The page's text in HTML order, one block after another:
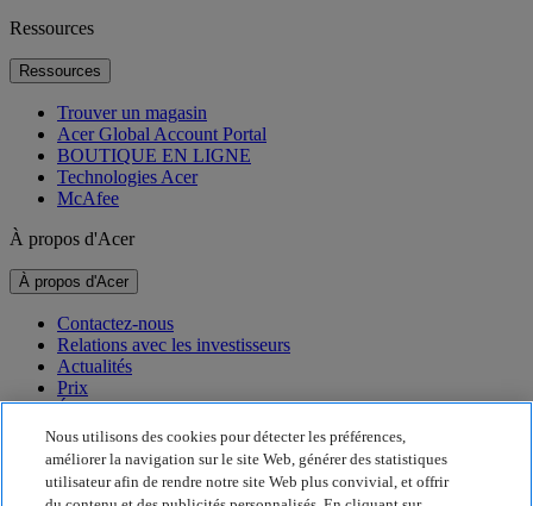
Ressources
Ressources
Trouver un magasin
Acer Global Account Portal
BOUTIQUE EN LIGNE
Technologies Acer
McAfee
À propos d'Acer
À propos d'Acer
Contactez-nous
Relations avec les investisseurs
Actualités
Prix
Événements
Développement durable
Développement durable
Nous utilisons des cookies pour détecter les préférences,
améliorer la navigation sur le site Web, générer des statistiques
utilisateur afin de rendre notre site Web plus convivial, et offrir